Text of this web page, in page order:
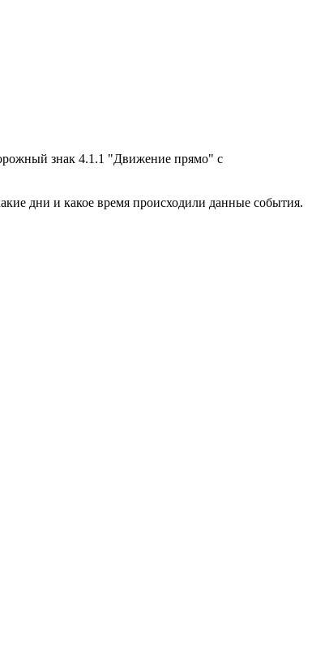
знак 4.1.1 "Движение прямо" с
дни и какое время происходили данные события.